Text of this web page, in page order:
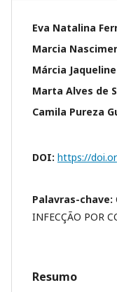
Eva Natalina
Marcia
Márcia
Marta Alves de
Camila Pureza
DOI: https://
Palavras-chave:
INFECÇÃO POR
Resumo